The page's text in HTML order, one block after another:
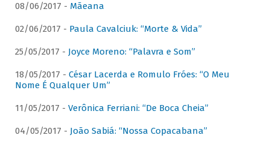
08/06/2017 - Mãeana
02/06/2017 - Paula Cavalciuk: “Morte & Vida”
25/05/2017 - Joyce Moreno: “Palavra e Som”
18/05/2017 - César Lacerda e Romulo Fróes: “O Meu
Nome É Qualquer Um”
11/05/2017 - Verônica Ferriani: “De Boca Cheia”
04/05/2017 - João Sabiá: “Nossa Copacabana”